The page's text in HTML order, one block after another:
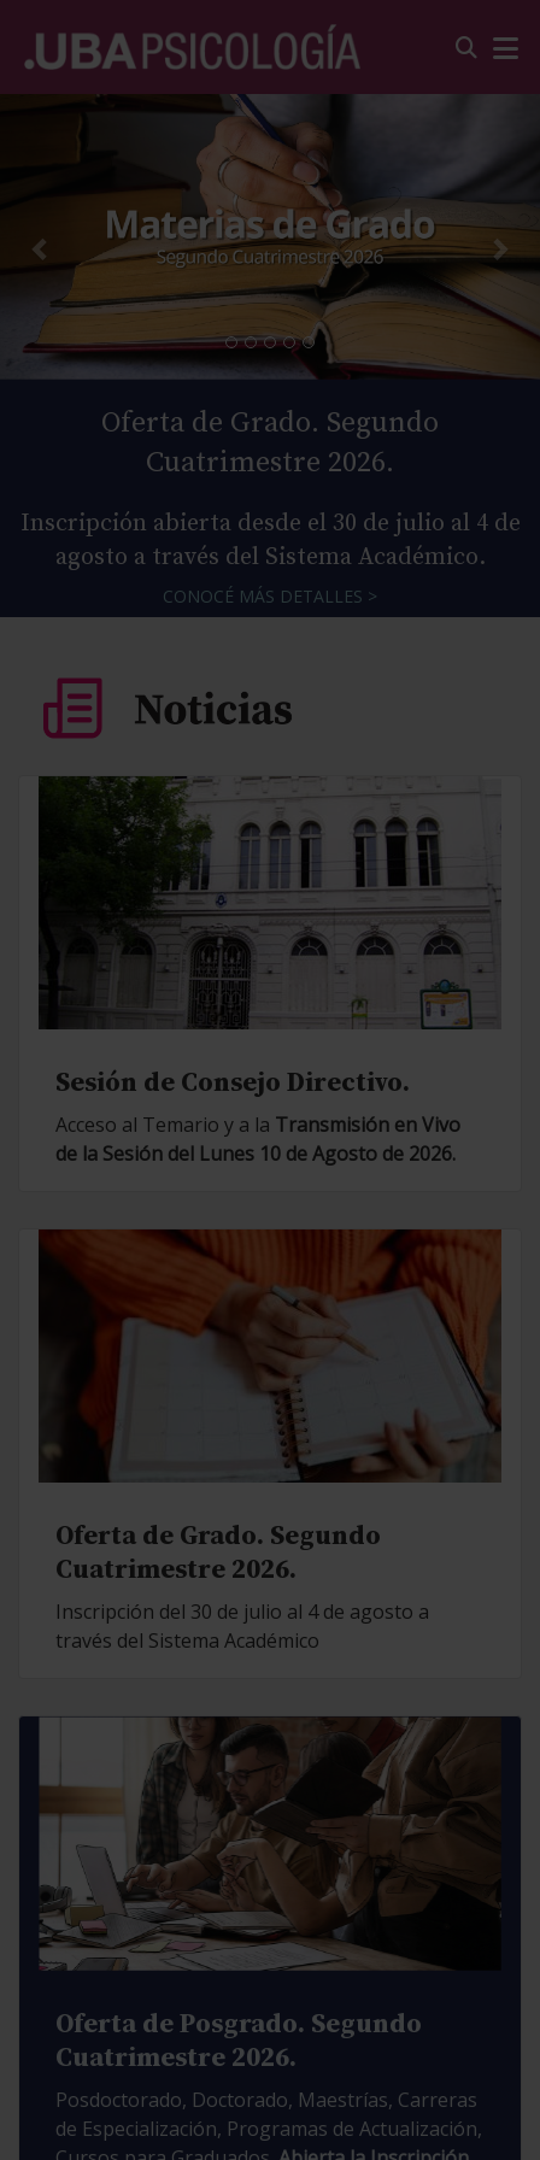
Oferta de Grado. Segundo
Cuatrimestre 2026.
Inscripción abierta desde el 30 de julio al 4 de
agosto a través del Sistema Académico.
CONOCÉ MÁS DETALLES >
Sesión de Consejo Directivo.
Acceso al Temario y a la Transmisión en Vivo
de la Sesión del Lunes 10 de Agosto de 2026.
Oferta de Grado. Segundo
Cuatrimestre 2026.
Inscripción del 30 de julio al 4 de agosto a
través del Sistema Académico
Oferta de Posgrado. Segundo
Cuatrimestre 2026.
Posdoctorado, Doctorado, Maestrías, Carreras
de Especialización, Programas de Actualización,